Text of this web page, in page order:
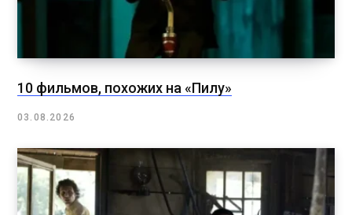
10 фильмов, похожих на «Пилу»
03.08.2026